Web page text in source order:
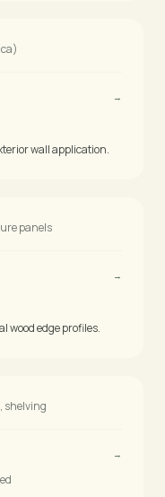
→
wall application.
panels
→
wood edge profiles.
shelving
→